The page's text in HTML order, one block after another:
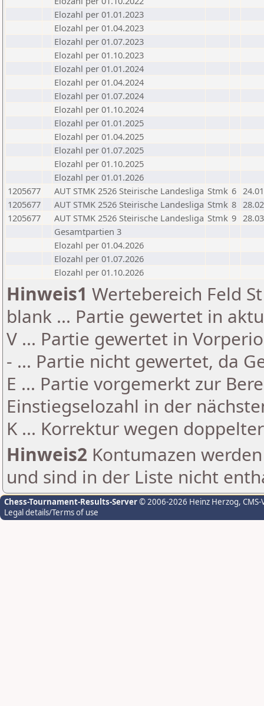
Elozahl per 01.01.2023
Elozahl per 01.04.2023
Elozahl per 01.07.2023
Elozahl per 01.10.2023
Elozahl per 01.01.2024
Elozahl per 01.04.2024
Elozahl per 01.07.2024
Elozahl per 01.10.2024
Elozahl per 01.01.2025
Elozahl per 01.04.2025
Elozahl per 01.07.2025
Elozahl per 01.10.2025
Elozahl per 01.01.2026
1205677
AUT STMK 2526 Steirische Landesliga Stmk 6
1205677
AUT STMK 2526 Steirische Landesliga Stmk 8
1205677
AUT STMK 2526 Steirische Landesliga Stmk 9
Gesamtpartien 3
Elozahl per 01.04.2026
Elozahl per 01.07.2026
Elozahl per 01.10.2026
Hinweis1 Wertebereich Feld
blank ... Partie gewertet in
V ... Partie gewertet in
- ... Partie nicht gewertet, da
E ... Partie vorgemerkt zur
Einstiegselozahl in der
K ... Korrektur wegen
Hinweis2 Kontumazen
und sind in der Liste nicht
Chess-Tournament-Results-Server© 2006-2026 Heinz Herzog,
Legal details/Terms of use